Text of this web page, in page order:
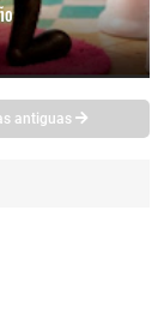
antiguas